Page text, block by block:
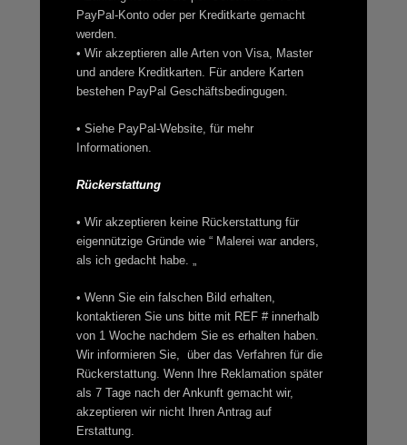
PayPal-Konto oder per Kreditkarte gemacht
werden.
• Wir akzeptieren alle Arten von Visa, Master
und andere Kreditkarten. Für andere Karten
bestehen PayPal Geschäftsbedingugen.
• Siehe PayPal-Website, für mehr
Informationen.
Rückerstattung
• Wir akzeptieren keine Rückerstattung für
eigennützige Gründe wie “ Malerei war anders,
als ich gedacht habe. „
• Wenn Sie ein falschen Bild erhalten,
kontaktieren Sie uns bitte mit REF # innerhalb
von 1 Woche nachdem Sie es erhalten haben.
Wir informieren Sie, über das Verfahren für die
Rückerstattung. Wenn Ihre Reklamation später
als 7 Tage nach der Ankunft gemacht wir,
akzeptieren wir nicht Ihren Antrag auf
Erstattung.